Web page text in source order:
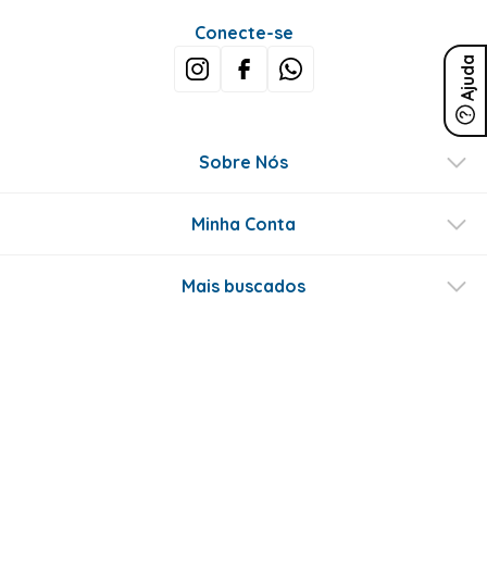
Ajuda
Conecte-se
Sobre Nós
Minha Conta
Mais buscados